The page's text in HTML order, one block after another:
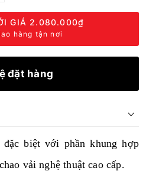
GIÁ 2.080.000₫
hàng tận nơi
đặt hàng
biệt với phần khung hợp
vải nghệ thuật cao cấp.